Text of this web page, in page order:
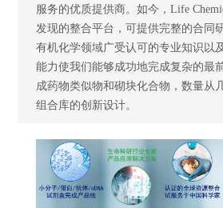
服务的优质提供商。如今，Life
发现的整合平台，可提供完整的合同
有机化学领域广受认可的专业知识以
能力使我们能够成功地完成复杂的最
成药物类似物和砌块化合物，数量从
组合库的创新设计。